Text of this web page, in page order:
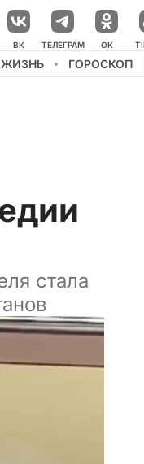
В МЕССЕНДЖЕРЕ
ВК ТЕЛЕГРАМ ОК
ЖИЗНЬ ГОРОСКОП
стала